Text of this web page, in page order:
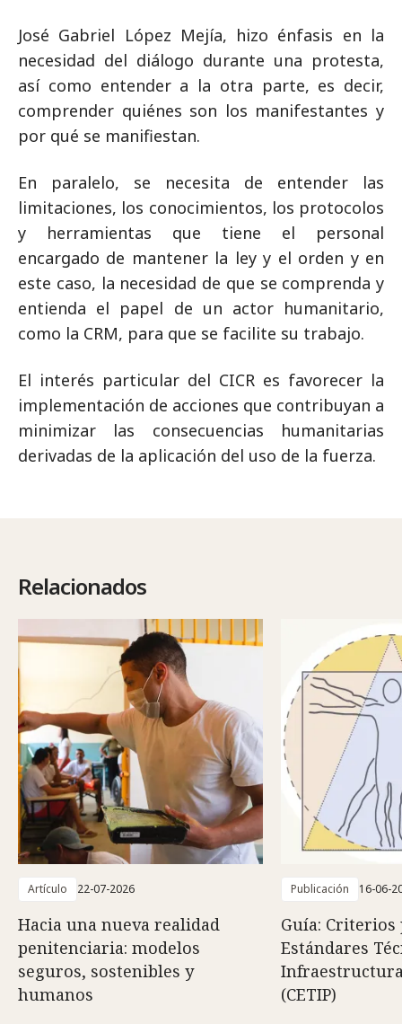
José Gabriel López Mejía, hizo énfasis en la
necesidad del diálogo durante una protesta,
así como entender a la otra parte, es decir,
comprender quiénes son los manifestantes y
por qué se manifiestan.
En paralelo, se necesita de entender las
limitaciones, los conocimientos, los protocolos
y herramientas que tiene el personal
encargado de mantener la ley y el orden y en
este caso, la necesidad de que se comprenda y
entienda el papel de un actor humanitario,
como la CRM, para que se facilite su trabajo.
El interés particular del CICR es favorecer la
implementación de acciones que contribuyan a
minimizar las consecuencias humanitarias
derivadas de la aplicación del uso de la fuerza.
Relacionados
Artículo 22-07-2026
Hacia una nueva realidad
penitenciaria: modelos
seguros, sostenibles y
humanos
Publicación 16-06-
Guía: Criterios
Estándares
(CETIP)